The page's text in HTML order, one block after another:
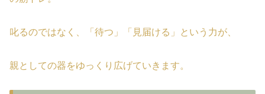
叱るのではなく、「待つ」「見届ける」という力が、
親としての器をゆっくり広げていきます。